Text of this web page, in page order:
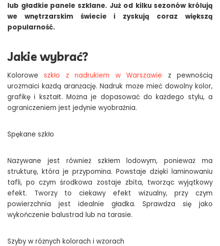
lub gładkie panele szklane. Już od kilku sezonów królują
we wnętrzarskim świecie i zyskują coraz większą
popularność.
Jakie wybrać?
Koloroweszkło z nadrukiem w Warszawie z pewnością
urozmaici każdą aranżację. Nadruk może mieć dowolny kolor,
grafikę i kształt. Można je dopasować do każdego stylu, a
ograniczeniem jest jedynie wyobraźnia.
Spękane szkło
Nazywane jest również szkłem lodowym, ponieważ ma
strukturę, która je przypomina. Powstaje dzięki laminowaniu
tafli, po czym środkowa zostaje zbita, tworząc wyjątkowy
efekt. Tworzy to ciekawy efekt wizualny, przy czym
powierzchnia jest idealnie gładka. Sprawdza się jako
wykończenie balustrad lub na tarasie.
Szyby w różnych kolorach i wzorach